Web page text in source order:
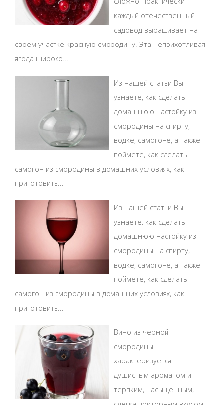
каждый отечественный
садовод выращивает на
своем участке красную смородину. Эта неприхотливая
ягода широко...
Из нашей статьи Вы
узнаете, как сделать
домашнюю настойку из
смородины на спирту,
водке, самогоне, а также
поймете, как сделать
самогон из смородины в домашних условиях, как
приготовить...
Из нашей статьи Вы
узнаете, как сделать
домашнюю настойку из
смородины на спирту,
водке, самогоне, а также
поймете, как сделать
самогон из смородины в домашних условиях, как
приготовить...
Вино из черной
смородины
характеризуется
душистым ароматом и
терпким, насыщенным,